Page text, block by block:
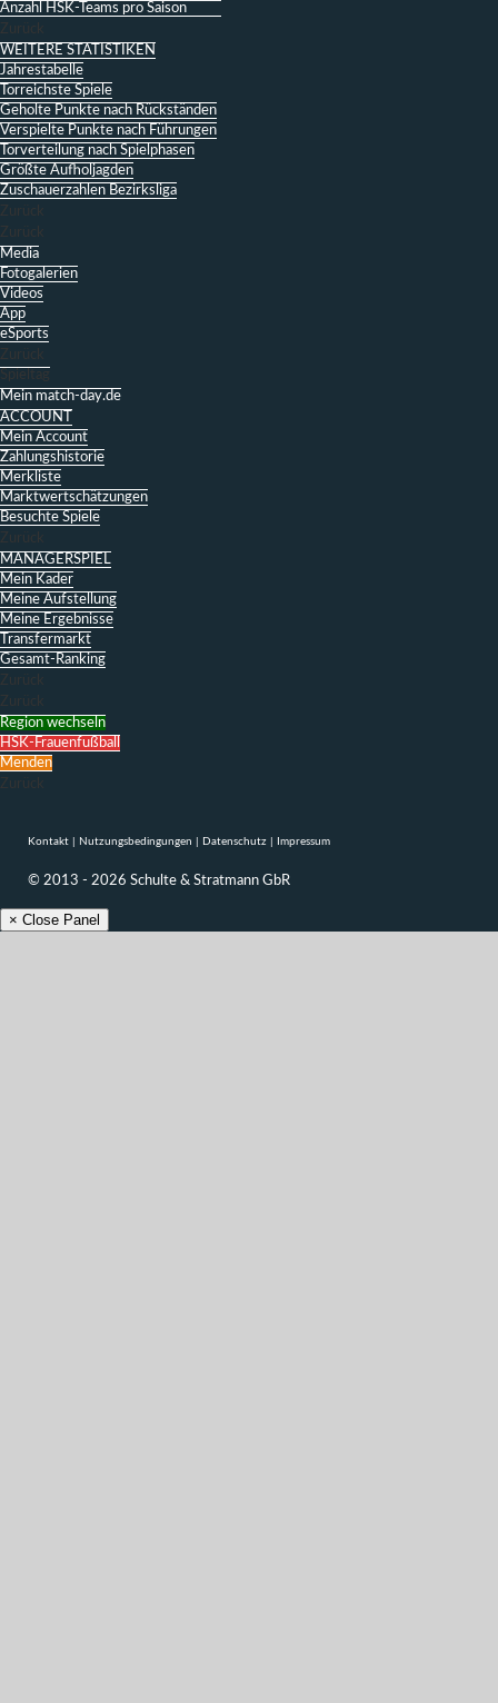
Anzahl HSK-Teams pro Saison
Zurück
WEITERE STATISTIKEN
Jahrestabelle
Torreichste Spiele
Geholte Punkte nach Rückständen
Verspielte Punkte nach Führungen
Torverteilung nach Spielphasen
Größte Aufholjagden
Zuschauerzahlen Bezirksliga
Zurück
Zurück
Media
Fotogalerien
Videos
App
eSports
Zurück
Spieltag
Mein match-day.de
ACCOUNT
Mein Account
Zahlungshistorie
Merkliste
Marktwertschätzungen
Besuchte Spiele
Zurück
MANAGERSPIEL
Mein Kader
Meine Aufstellung
Meine Ergebnisse
Transfermarkt
Gesamt-Ranking
Zurück
Zurück
Region wechseln
HSK-Frauenfußball
Menden
Zurück
Kontakt Nutzungsbedingungen Datenschutz Impressum
© 2013 - 2026 Schulte & Stratmann GbR
× Close Panel